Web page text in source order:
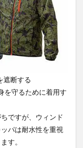
遮断する
を守るために着用す
ですが、ウィンド
パは耐水性を重視
す。